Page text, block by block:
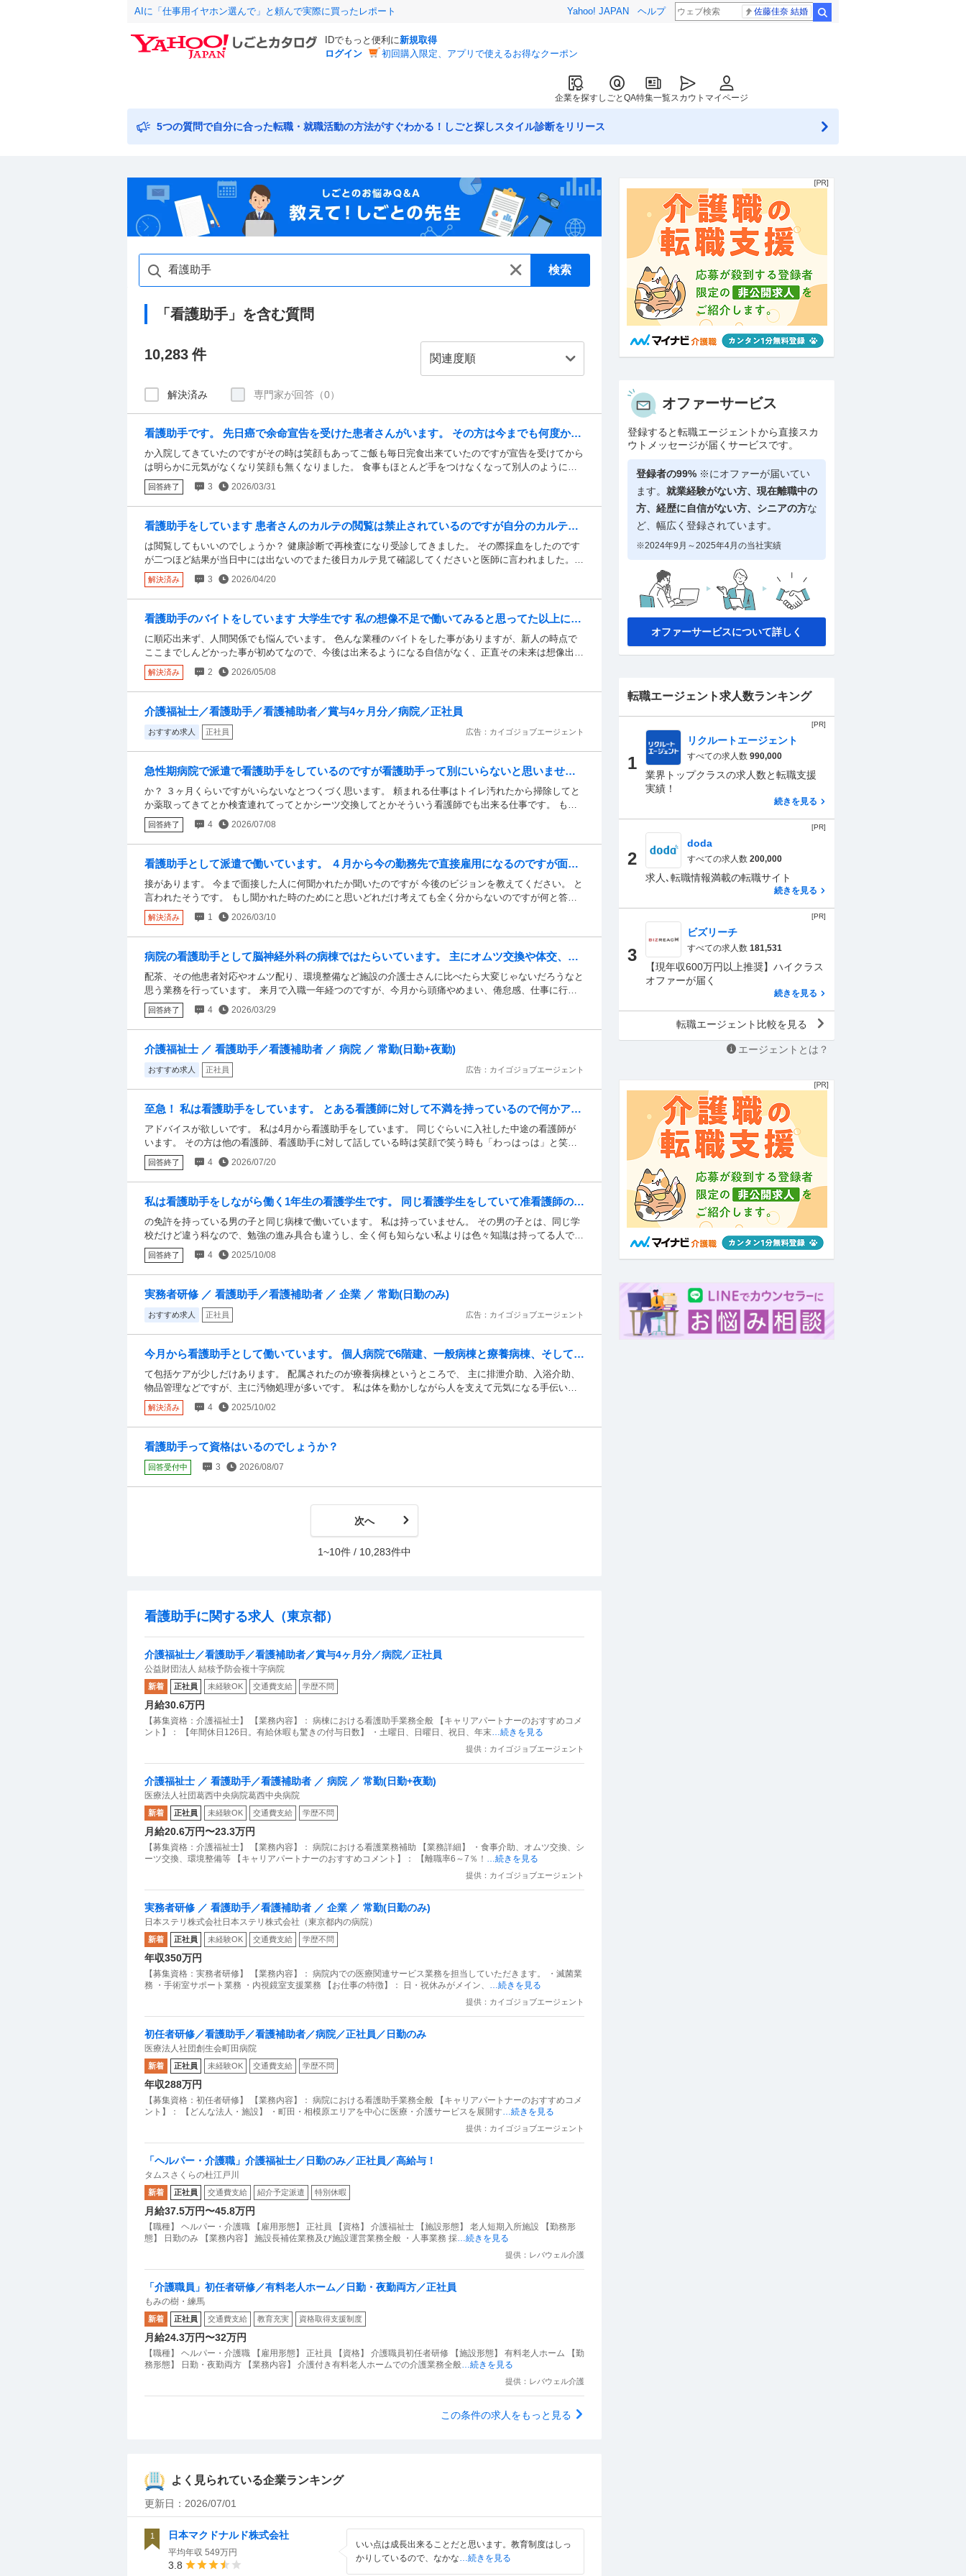
AIに「仕事用イヤホン選んで」と頼んで実際に買ったレポート Yahoo! JAPAN ヘルプ 佐藤佳奈 結婚
IDでもっと便利に新規取得
ログイン
初回購入限定、アプリで使えるお得なクーポン
企業を探すしごとQA特集一覧スカウト マイページ
5つの質問で自分に合った転職・就職活動の方法がすぐわかる！しごと探しスタイル診断をリリース
検索
「看護助手」を含む質問
10,283 件
解決済み 専門家が回答（0）
看護助手です。 先日癌で余命宣告を受けた患者さんがいます。 その方は今までも何度か入
院してきていたのですがその時は笑顔もあってご飯も毎日完食出来ていたので...
か入院してきていたのですがその時は笑顔もあってご飯も毎日完食出来ていたのですが宣告を受けてから
は明らかに元気がなくなり笑顔も無くなりました。 食事もほとんど手をつけなくなって別人のように暗
くなってしまいました。 それを見た他の助手が もうやる気なくなってるよね。めんどくさそうにしてる
し。ご飯食べる気ないなら欠食でいいのに。 と言っていたのですが信じられなくないですか？ どこを見
たらやる気がないになる？どう見ても落ち込んでるだろと思って腹が立ったのですが私がおかしいですか
ね？ それから数日後に欠食になって酸素投与されていました。嚥下状態も低下したみたいでとろみ水を
スプーンで口元まで持っていかないと飲めない状態になっていました。 それまではストレート水を自分
でペットボトルから飲んでいました。 その姿を見てもなお やる気なさすぎでしょ。 と言っていてドン引
きです。 しかもその人半年前に親を病気で亡くしてるんですよね。 それでその発言って最低すぎませ
ん？
回答終了 3 2026/03/31
看護助手をしています 患者さんのカルテの閲覧は禁止されているのですが自分のカルテは
閲覧してもいいのでしょうか？ 健康診断で再検査になり受診してきました。 ...
は閲覧してもいいのでしょうか？ 健康診断で再検査になり受診してきました。 その際採血をしたのです
が二つほど結果が当日中には出ないのでまた後日カルテ見て確認してくださいと医師に言われました。
たぶん自分のカルテなら見ていいはずだからと。 結果自体は再検査の必要がなければ通知はされないそ
うで自分で確認しといてと言われました。 閲覧者の履歴が残るので気になりました ご存知の方教えてく
ださい よろしくお願いします
解決済み 3 2026/04/20
看護助手のバイトをしています 大学生です 私の想像不足で働いてみると思ってた以上に順
応出来ず、人間関係でも悩んでいます。 色んな業種のバイトをした事があ...
に順応出来ず、人間関係でも悩んでいます。 色んな業種のバイトをした事がありますが、新人の時点で
ここまでしんどかった事が初めてなので、今後は出来るようになる自信がなく、正直その未来は想像出来
ないです。 人間関係もあまり良くなくて、陰口を叩かれてるのをたまたま聞いてしまったり、何となく
よく思われてないんだろな、という態度が伝わります。 これは私も悪くて、気の利いた事が出来ないか
らです。 辞める意思を伝えるのは2週間以上前に言わないといけないらしいですが、正直辞められるなら
今日にでも辞めたいレベルです。 ただ、バイトを即日で辞めた事がないのと、少人数の職場なので伝え
るのが怖いです。 バイトを軽視してる訳ではありませんが、私が今までしてきたバイトと比べると責任
が重すぎました。 私が辞めたあとのことは、私が気にするところじゃないのでしょうか。 毎回助手は2
解決済み 2 2026/05/08
介護福祉士／看護助手／看護補助者／賞与4ヶ月分／病院／正社員
おすすめ求人 正社員 広告：カイゴジョブエージェント
急性期病院で派遣で看護助手をしているのですが看護助手って別にいらないと思いません
か？ ３ヶ月くらいですがいらないなとつくづく思います。 頼まれる仕事はト...
か？ ３ヶ月くらいですがいらないなとつくづく思います。 頼まれる仕事はトイレ汚れたから掃除してと
か薬取ってきてとか検査連れてってとかシーツ交換してとかそういう看護師でも出来る仕事です。 もう1
人の助手は頼まれたら笑顔で嬉しそうにしているけど所詮いいように使われているだけですよね。パシリ
みたいだなと思います。 実際もう1人の人が休みで私が1人の時は看護師は私には何も頼んで来ません。
自分でしています。 そういう自分でも出来る仕事をめんどくさいから？もう1人の助手が喜ぶから頼んで
いるのかなと思うとその人は都合よく使われてパシられているだけということに気付かないのかなと思っ
てしまいます。 こんな仕事をよく６年もやってるなーと逆に尊敬します。 ありがとうございました。助
かりました。と言われて喜んでいるのを見ると年下の看護師にいいように使われてバカだなと思うのです
が思いませんか？
回答終了 4 2026/07/08
看護助手として派遣で働いています。 ４月から今の勤務先で直接雇用になるのですが面接
があります。 今まで面接した人に何聞かれたか聞いたのですが 今後のビジョンを教えてく
ださい。
接があります。 今まで面接した人に何聞かれたか聞いたのですが 今後のビジョンを教えてください。 と
言われたそうです。 もし聞かれた時のためにと思いどれだけ考えても全く分からないのですが何と答え
ればいいのでしょうか？ アドバイスください。よろしくお願いします 今現在この先こうなりたいとかは
全くありません。とりあえず直雇用の打診を受けたので今の病院が嫌ではないしせっかくだから面接しよ
うかという軽い気持ちです…
解決済み 1 2026/03/10
病院の看護助手として脳神経外科の病棟ではたらいています。 主にオムツ交換や体交、配
茶、その他患者対応やオムツ配り、環境整備など施設の介護士さんに比べたら大...
配茶、その他患者対応やオムツ配り、環境整備など施設の介護士さんに比べたら大変じゃないだろうなと
思う業務を行っています。 来月で入職一年経つのですが、今月から頭痛やめまい、倦怠感、仕事に行く
のが辛いと感じることが多くなり夜に涙を流してしまうこともあります。 これで仕事を辞めたり、休職
したりするのは私よりも大変な仕事をしている人もいるからしちゃだめだと思っています。 どうしたら
いいか自分では分からなくなってしまいました。病院には行く予定です。 どうしたらいいと思います
か？
回答終了 4 2026/03/29
介護福祉士 ／ 看護助手／看護補助者 ／ 病院 ／ 常勤(日勤+夜勤)
おすすめ求人 正社員 広告：カイゴジョブエージェント
至急！ 私は看護助手をしています。 とある看護師に対して不満を持っているので何かアド
バイスが欲しいです。 私は4月から看護助手をしています。 同じぐら...
アドバイスが欲しいです。 私は4月から看護助手をしています。 同じぐらいに入社した中途の看護師が
います。 その方は他の看護師、看護助手に対して話している時は笑顔で笑う時も「わっはっは」と笑っ
ている時があり、会話してる時も「ありがとうございます！！」といった表情が見られます。 ですが、
私が患者のナースコールが取り、患者の要望や辛いことを聞いてそれを報告しても私に顔すら向けず、ま
た止まることもなく歩きながら「はーい」といった無表情で素っ気のない態度を取られます。 私はその
ことにムカつき、他の看護師はそのようなことをしないのに対しなぜその中途の看護師はそのような態度
をするのかが分かりません。 私のことを嫌いでもいいのですが(私もそういう人苦手なので、むしろ関わ
りたくないので)、報告ぐらいきちんと止まってでも聞いて欲しいといつも思っています。 このような場
合、みなさんならどうしますか？
回答終了 4 2026/07/20
私は看護助手をしながら働く1年生の看護学生です。 同じ看護学生をしていて准看護師の免
許を持っている男の子と同じ病棟で働いています。 私は持っていません。 ...
の免許を持っている男の子と同じ病棟で働いています。 私は持っていません。 その男の子とは、同じ学
校だけど違う科なので、勉強の進み具合も違うし、全く何も知らない私よりは色々知識は持ってる人で
す。 私は社会人経験を得て看護学校に入学しているので、その子は21の私は26です。 その子は准看護師
を持ってるからか、話す時など上から目線で言ってきます。 例えば、〇〇しててよ、〇〇とって など あ
とたまに勉強の問題を出されるのですが、 間違ってると、こんなことも分からないの？ 勉強不足やんな
ど平気で言ってきます。 俺は准看持ってるけど、持ってないもんねなど。 そういうこと言われて正直、
イライラします。 仕事内容は、やってること一切変わりありません。 師長さんに相談しようかどうか迷
ってます。 相談したところでなのかもしれませんが。 仕事は楽しいし、やりがいがあるのに その子のチ
回答終了 4 2025/10/08
実務者研修 ／ 看護助手／看護補助者 ／ 企業 ／ 常勤(日勤のみ)
おすすめ求人 正社員 広告：カイゴジョブエージェント
今月から看護助手として働いています。 個人病院で6階建、一般病棟と療養病棟、そして包
括ケアが少しだけあります。 配属されたのが療養病棟というところで、 ...
て包括ケアが少しだけあります。 配属されたのが療養病棟というところで、 主に排泄介助、入浴介助、
物品管理などですが、主に汚物処理が多いです。 私は体を動かしながら人を支えて元気になる手伝いを
近くでしたいと思い、看護助手に入りました。 ですが今働いている療養病棟は全員寝たきりで、全員話
せません。 自分のことも分かっていない人、体が黒くなってきていている人、胃や鼻から経管栄養で生
きてる人しかいません。 みんな痰などを苦しい顔で取られています。 そりゃ苦しいですよね。 体も拘縮
し、足の先がない人もいます。糖尿病で腐ってしまったと言ってました。 そんな姿を見ていて過度な延
命治療を見ていられなくなってきました。 こんな苦しい思いしてまで生きるのか？ 家族はほぼお見舞い
に来ません。 お見舞いに来ている人は3〜4人しか見たことないです。 保険適用されず、年金も支給され
解決済み 4 2025/10/02
看護助手って資格はいるのでしょうか？
回答受付中 3 2026/08/07
次へ
1~10件 / 10,283件中
看護助手に関する求人（東京都）
介護福祉士／看護助手／看護補助者／賞与4ヶ月分／病院／正社員
公益財団法人 結核予防会複十字病院
新着 正社員 未経験OK 交通費支給 学歴不問
月給30.6万円
【募集資格：介護福祉士】 【業務内容】： 病棟における看護助手業務全般 【キャリアパートナーのおすすめコメ
ント】： 【年間休日126日。有給休暇も驚きの付与日数】 ・土曜日、日曜日、祝日、年末…続きを見る
提供：カイゴジョブエージェント
介護福祉士 ／ 看護助手／看護補助者 ／ 病院 ／ 常勤(日勤+夜勤)
医療法人社団葛西中央病院葛西中央病院
新着 正社員 未経験OK 交通費支給 学歴不問
月給20.6万円〜23.3万円
【募集資格：介護福祉士】 【業務内容】： 病院における看護業務補助 【業務詳細】 ・食事介助、オムツ交換、シ
ーツ交換、環境整備等 【キャリアパートナーのおすすめコメント】： 【離職率6～7％！ …続きを見る
提供：カイゴジョブエージェント
実務者研修 ／ 看護助手／看護補助者 ／ 企業 ／ 常勤(日勤のみ)
日本ステリ株式会社日本ステリ株式会社（東京都内の病院）
新着 正社員 未経験OK 交通費支給 学歴不問
年収350万円
【募集資格：実務者研修】 【業務内容】： 病院内での医療関連サービス業務を担当していただきます。 ・滅菌業
務 ・手術室サポート業務 ・内視鏡室支援業務 【お仕事の特徴】： 日・祝休みがメイン、 …続きを見る
提供：カイゴジョブエージェント
初任者研修／看護助手／看護補助者／病院／正社員／日勤のみ
医療法人社団創生会町田病院
新着 正社員 未経験OK 交通費支給 学歴不問
年収288万円
【募集資格：初任者研修】 【業務内容】： 病院における看護助手業務全般 【キャリアパートナーのおすすめコメ
ント】： 【どんな法人・施設】 ・町田・相模原エリアを中心に医療・介護サービスを展開す…続きを見る
提供：カイゴジョブエージェント
「ヘルパー・介護職」介護福祉士／日勤のみ／正社員／高給与！
タムスさくらの杜江戸川
新着 正社員 交通費支給 紹介予定派遣 特別休暇
月給37.5万円〜45.8万円
【職種】 ヘルパー・介護職 【雇用形態】 正社員 【資格】 介護福祉士 【施設形態】 老人短期入所施設 【勤務形
態】 日勤のみ 【業務内容】 施設長補佐業務及び施設運営業務全般 ・人事業務 採…続きを見る
提供：レバウェル介護
「介護職員」初任者研修／有料老人ホーム／日勤・夜勤両方／正社員
もみの樹・練馬
新着 正社員 交通費支給 教育充実 資格取得支援制度
月給24.3万円〜32万円
【職種】 ヘルパー・介護職 【雇用形態】 正社員 【資格】 介護職員初任者研修 【施設形態】 有料老人ホーム 【勤
務形態】 日勤・夜勤両方 【業務内容】 介護付き有料老人ホームでの介護業務全般…続きを見る
提供：レバウェル介護
この条件の求人をもっと見る
よく見られている企業ランキング
更新日： 2026/07/01
1 日本マクドナルド株式会社
平均年収 549万円
3.8
いい点は成長出来ることだと思います。教育制度はしっ
かりしているので、なかな…続きを見る
オファーサービス
登録すると転職エージェントから直接スカ
ウトメッセージが届くサービスです。
登録者の99% ※にオファーが届いてい
ます。 就業経験がない方、現在離職中の
方、 経歴に自信がない方、シニアの方な
ど、幅広く登録されています。
※2024年9月～2025年4月の当社実績
オファーサービスについて詳しく
転職エージェント求人数ランキング
[PR]
1
リクルートエージェント
すべての求人数 990,000
業界トップクラスの求人数と転職支援
実績！
続きを見る
[PR]
2
doda
すべての求人数 200,000
求人､転職情報満載の転職サイト
続きを見る
[PR]
3
ビズリーチ
すべての求人数 181,531
【現年収600万円以上推奨】ハイクラス
オファーが届く
続きを見る
転職エージェント比較を見る
エージェントとは？